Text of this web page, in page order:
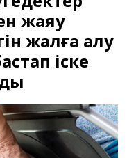
жаяу
жалға алу
іске